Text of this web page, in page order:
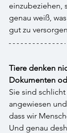
einzubeziehen,
genau weiß,
gut zu
Tiere denken
Dokumenten
Sie sind
angewiesen
dass wir
Und genau